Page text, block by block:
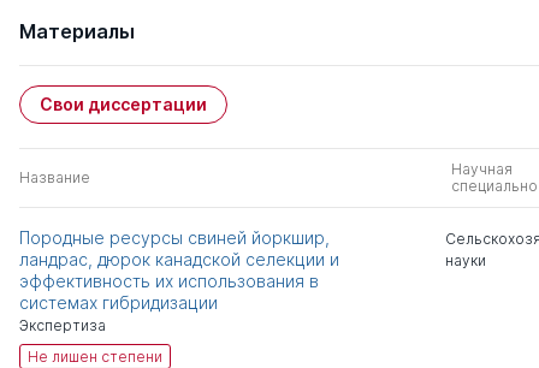
Материалы
Свои диссертации
Название
Научная
Породные ресурсы свиней йоркшир,
ландрас, дюрок канадской селекции и
эффективность их использования в
системах гибридизации
Экспертиза
Не лишен степени
науки